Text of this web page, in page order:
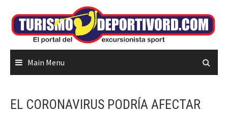
content
Main Menu
EL CORONAVIRUS PODRÍA AFECTAR